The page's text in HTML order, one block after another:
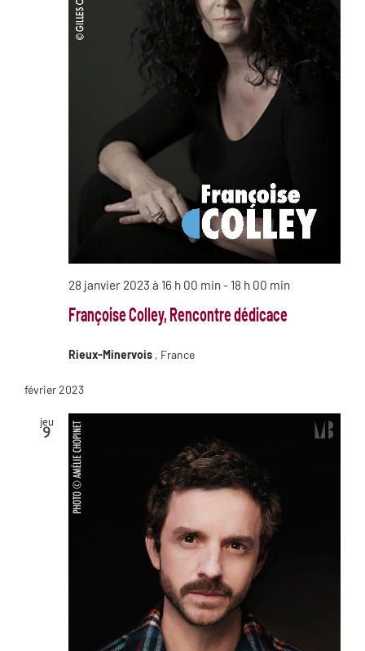
Françoise Colley, Rencontre dédicace
28 janvier 2023 à 16 h 00 min- 18 h 00 min
Rieux-Minervois , France
février 2023
jeu
9